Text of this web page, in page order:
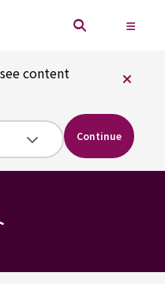
content
Continue